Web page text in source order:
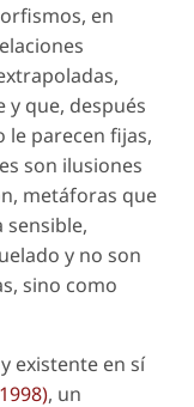
en
que, después
le parecen fijas,
son ilusiones
metáforas que
sensible,
y no son
sino como
existente en sí
, un